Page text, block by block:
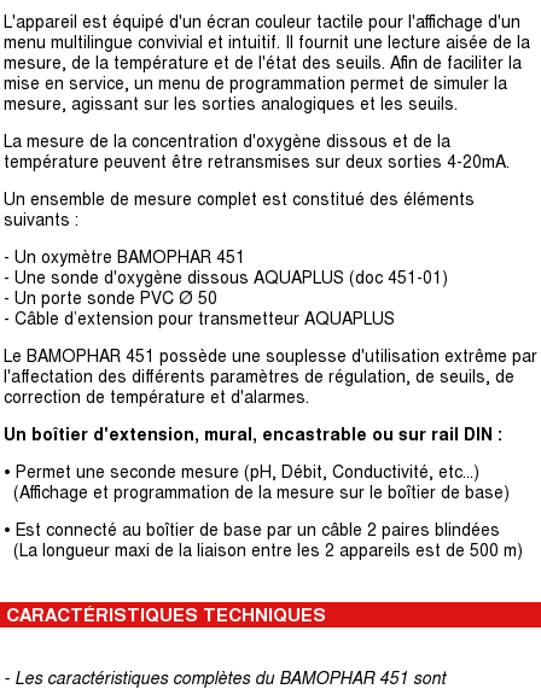
L'appareil est équipé d'un écran couleur tactile pour l'affichage d'un
menu multilingue convivial et intuitif. Il fournit une lecture aisée de la
mesure, de la température et de l'état des seuils. Afin de faciliter la
mise en service, un menu de programmation permet de simuler la
mesure, agissant sur les sorties analogiques et les seuils.
La mesure de la concentration d'oxygène dissous et de la
température peuvent être retransmises sur deux sorties 4-20mA.
Un ensemble de mesure complet est constitué des éléments
suivants :
- Un oxymètre BAMOPHAR 451
- Une sonde d'oxygène dissous AQUAPLUS (doc 451-01)
- Un porte sonde PVC Ø 50
- Câble d’extension pour transmetteur AQUAPLUS
Le BAMOPHAR 451 possède une souplesse d'utilisation extrême par
l'affectation des différents paramètres de régulation, de seuils, de
correction de température et d'alarmes.
Un boîtier d'extension, mural, encastrable ou sur rail DIN :
• Permet une seconde mesure (pH, Débit, Conductivité, etc...)
(Affichage et programmation de la mesure sur le boîtier de base)
• Est connecté au boîtier de base par un câble 2 paires blindées
(La longueur maxi de la liaison entre les 2 appareils est de 500 m)
CARACTÉRISTIQUES TECHNIQUES
- Les caractéristiques complètes du BAMOPHAR 451 sont